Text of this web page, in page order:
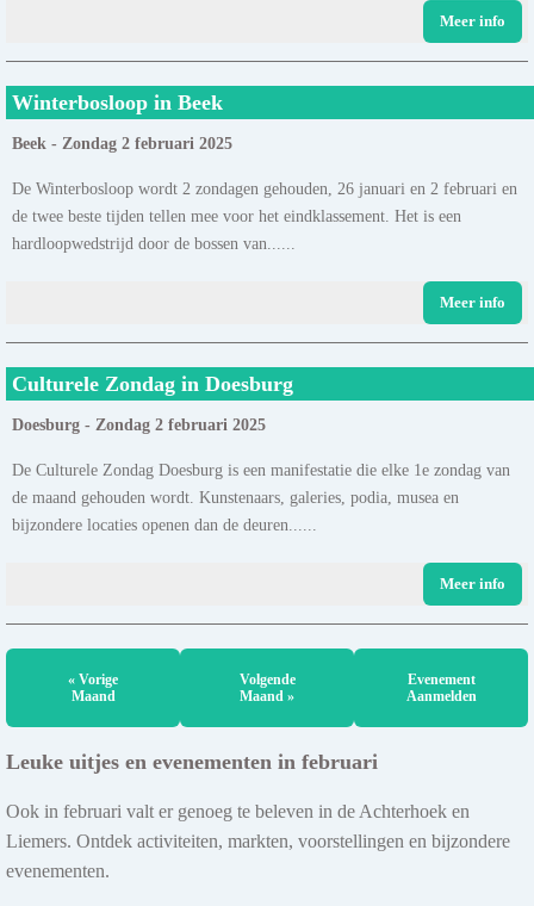
Meer info
Winterbosloop in Beek
Beek - Zondag 2 februari 2025
De Winterbosloop wordt 2 zondagen gehouden, 26 januari en 2 februari en
de twee beste tijden tellen mee voor het eindklassement. Het is een
hardloopwedstrijd door de bossen van......
Meer info
Culturele Zondag in Doesburg
Doesburg - Zondag 2 februari 2025
De Culturele Zondag Doesburg is een manifestatie die elke 1e zondag van
de maand gehouden wordt. Kunstenaars, galeries, podia, musea en
bijzondere locaties openen dan de deuren......
Meer info
« Vorige
Maand
Volgende
Maand »
Evenement
Aanmelden
Leuke uitjes en evenementen in februari
Ook in februari valt er genoeg te beleven in de Achterhoek en
Liemers. Ontdek activiteiten, markten, voorstellingen en bijzondere
evenementen.